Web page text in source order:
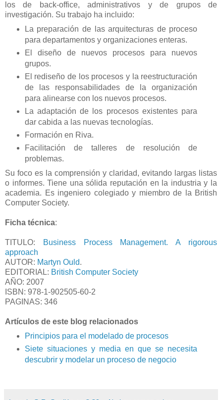
los de back-office, administrativos y de grupos de
investigación. Su trabajo ha incluido:
La preparación de las arquitecturas de proceso
para departamentos y organizaciones enteras.
El diseño de nuevos procesos para nuevos
grupos.
El rediseño de los procesos y la reestructuración
de las responsabilidades de la organización
para alinearse con los nuevos procesos.
La adaptación de los procesos existentes para
dar cabida a las nuevas tecnologías.
Formación en Riva.
Facilitación de talleres de resolución de
problemas.
Su foco es la comprensión y claridad, evitando largas listas
o informes. Tiene una sólida reputación en la industria y la
academia. Es ingeniero colegiado y miembro de la British
Computer Society.
Ficha técnica:
TITULO:
Business Process Management. A rigorous
approach
AUTOR: Martyn Ould.
EDITORIAL: British Computer Society
AÑO: 2007
ISBN: 978-1-902505-60-2
PAGINAS: 346
Artículos de este blog relacionados
Principios para el modelado de procesos
Siete situaciones y media en que se necesita
descubrir y modelar un proceso de negocio